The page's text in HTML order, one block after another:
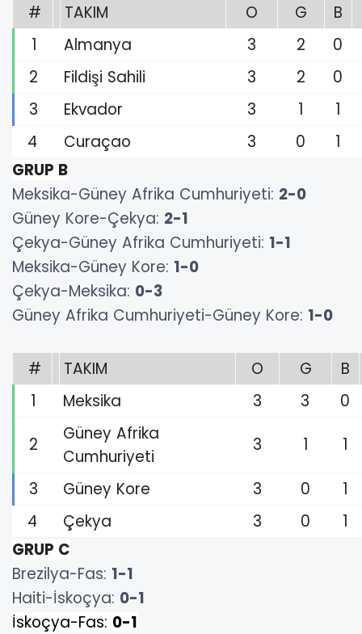
#
TAKIM O G
B
1
Almanya 3 2
0
2
Fildişi Sahili 3 2
0
3
Ekvador 3 1
1
4
Curaçao 3 0
1
GRUP B
Meksika-Güney Afrika Cumhuriyeti: 2-0
Güney Kore-Çekya: 2-1
Çekya-Güney Afrika Cumhuriyeti: 1-1
Meksika-Güney Kore: 1-0
Çekya-Meksika: 0-3
Güney Afrika Cumhuriyeti-Güney Kore: 1-0
# TAKIM O G
B
1
Meksika 3 3
0
2
Güney Afrika
Cumhuriyeti
3 1 1
3 Güney Kore 3 0
1
4
Çekya 3 0
1
GRUP C
Brezilya-Fas: 1-1
Haiti-İskoçya: 0-1
İskoçya-Fas: 0-1